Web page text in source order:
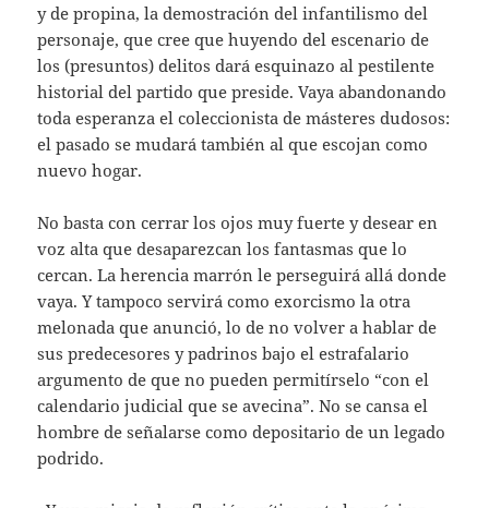
y de propina, la demostración del infantilismo del
personaje, que cree que huyendo del escenario de
los (presuntos) delitos dará esquinazo al pestilente
historial del partido que preside. Vaya abandonando
toda esperanza el coleccionista de másteres dudosos:
el pasado se mudará también al que escojan como
nuevo hogar.
No basta con cerrar los ojos muy fuerte y desear en
voz alta que desaparezcan los fantasmas que lo
cercan. La herencia marrón le perseguirá allá donde
vaya. Y tampoco servirá como exorcismo la otra
melonada que anunció, lo de no volver a hablar de
sus predecesores y padrinos bajo el estrafalario
argumento de que no pueden permitírselo “con el
calendario judicial que se avecina”. No se cansa el
hombre de señalarse como depositario de un legado
podrido.